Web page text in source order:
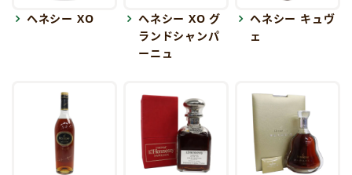
ヘネシー XO
ヘネシー XO グ
ランドシャンパ
ーニュ
ヘネシー キュヴ
ェ